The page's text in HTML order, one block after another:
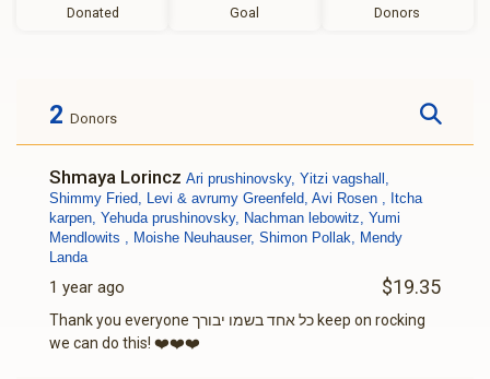
Donated Goal Donors
2 Donors
Shmaya Lorincz Ari prushinovsky, Yitzi vagshall,
Shimmy Fried, Levi & avrumy Greenfeld, Avi Rosen , Itcha
karpen, Yehuda prushinovsky, Nachman lebowitz, Yumi
Mendlowits , Moishe Neuhauser, Shimon Pollak, Mendy
Landa
1 year ago $19.35
Thank you everyone כל אחד בשמו יבורך keep on rocking
we can do this! ❤️❤️❤️